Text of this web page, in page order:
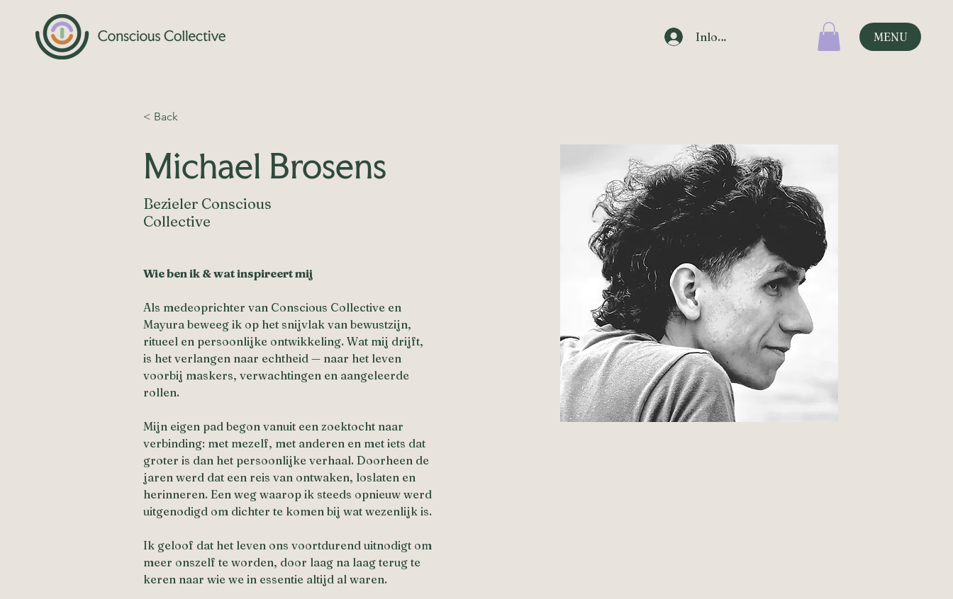
Inloggen MENU
< Back
Michael Brosens
Bezieler Conscious
Collective
Wie ben ik & wat inspireert mij
Als medeoprichter van Conscious Collective en
Mayura beweeg ik op het snijvlak van bewustzijn,
ritueel en persoonlijke ontwikkeling. Wat mij drijft,
is het verlangen naar echtheid — naar het leven
voorbij maskers, verwachtingen en aangeleerde
rollen.
Mijn eigen pad begon vanuit een zoektocht naar
verbinding: met mezelf, met anderen en met iets dat
groter is dan het persoonlijke verhaal. Doorheen de
jaren werd dat een reis van ontwaken, loslaten en
herinneren. Een weg waarop ik steeds opnieuw werd
uitgenodigd om dichter te komen bij wat wezenlijk is.
Ik geloof dat het leven ons voortdurend uitnodigt om
meer onszelf te worden, door laag na laag terug te
keren naar wie we in essentie altijd al waren.